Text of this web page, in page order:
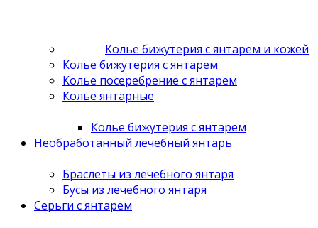
Колье бижутерия с янтарем и кожей
Колье бижутерия с янтарем
Колье посеребрение с янтарем
Колье янтарные
Колье бижутерия с янтарем
Необработанный лечебный янтарь
Браслеты из лечебного янтаря
Бусы из лечебного янтаря
Серьги с янтарем